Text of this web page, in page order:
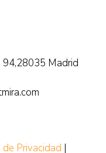
94,28035 Madrid
de Privacidad |